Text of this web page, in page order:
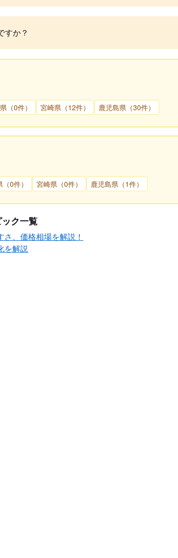
すか？
（0件） 宮崎県（12件） 鹿児島県（30件）
0件） 宮崎県（0件） 鹿児島県（1件）
ク一覧
、価格相場を解説！
を解説